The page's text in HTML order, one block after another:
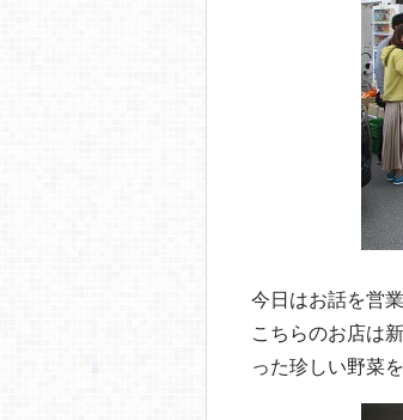
今日はお話を営
こちらのお店は
った珍しい野菜